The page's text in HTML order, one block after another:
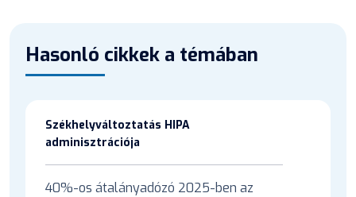
Hasonló cikkek a témában
Székhelyváltoztatás HIPA
adminisztrációja
40%-os átalányadózó 2025-ben az